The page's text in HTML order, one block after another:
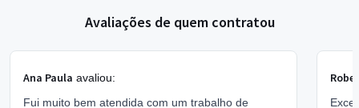
Avaliações de quem contratou
Ana Paula avaliou:
Fui muito bem atendida com um trabalho de